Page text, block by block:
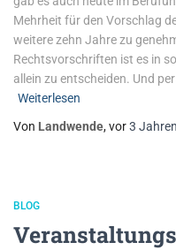
Mehrheit für den Vorschlag
weitere zehn Jahre zu
Rechtsvorschriften ist es in
allein zu entscheiden. Und
Weiterlesen
Von Landwende, vor3 Jahren
BLOG